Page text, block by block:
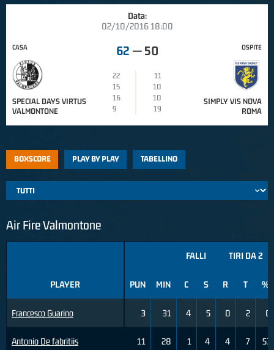
Data:
02/10/2016 18:00
CASA
SPECIAL DAYS VIRTUS
VALMONTONE
62 — 50
22
11
15
10
16
10
9
19
OSPITE
SIMPLY VIS NOVA
ROMA
BOXSCORE PLAY BY PLAY TABELLINO
Air Fire Valmontone
PLAYER
Francesco Guarino
Antonio De fabritiis
FALLI TIRI DA 2
PUN MIN C S R T %
3 31 4 5 0 2 0
11 28 1 4 4 7 57